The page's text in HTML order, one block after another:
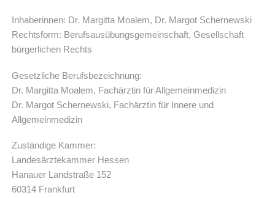
Inhaberinnen: Dr. Margitta Moalem, Dr. Margot Schernewski
Rechtsform: Berufsausübungsgemeinschaft, Gesellschaft
bürgerlichen Rechts
Gesetzliche Berufsbezeichnung:
Dr. Margitta Moalem, Fachärztin für Allgemeinmedizin
Dr. Margot Schernewski, Fachärztin für Innere und
Allgemeinmedizin
Zuständige Kammer:
Landesärztekammer Hessen
Hanauer Landstraße 152
60314 Frankfurt